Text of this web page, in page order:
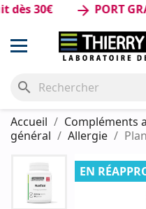
30€ arrow_forward PORT
search
Accueil Compléments
général
Allergie
EN